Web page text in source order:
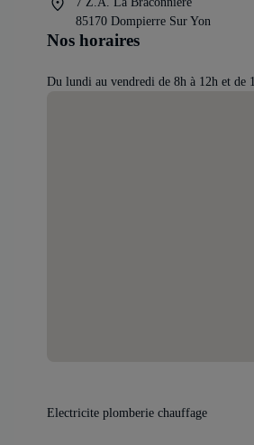
85170 Dompierre Sur Yon
Nos horaires
Du lundi au vendredi de 8h à 12h et de
Electricite plomberie chauffage